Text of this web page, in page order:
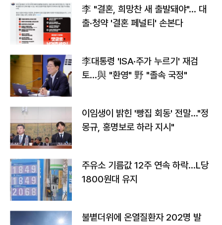
李 "결혼, 희망찬 새 출발돼야"… 대
출·청약 '결혼 페널티' 손본다
李대통령 'ISA·주가 누르기' 재검
토…與 "환영" 野 "졸속 국정"
이임생이 밝힌 '빵집 회동' 전말…"정
몽규, 홍명보로 하라 지시"
주유소 기름값 12주 연속 하락…L당
1800원대 유지
불볕더위에 온열질환자 202명 발